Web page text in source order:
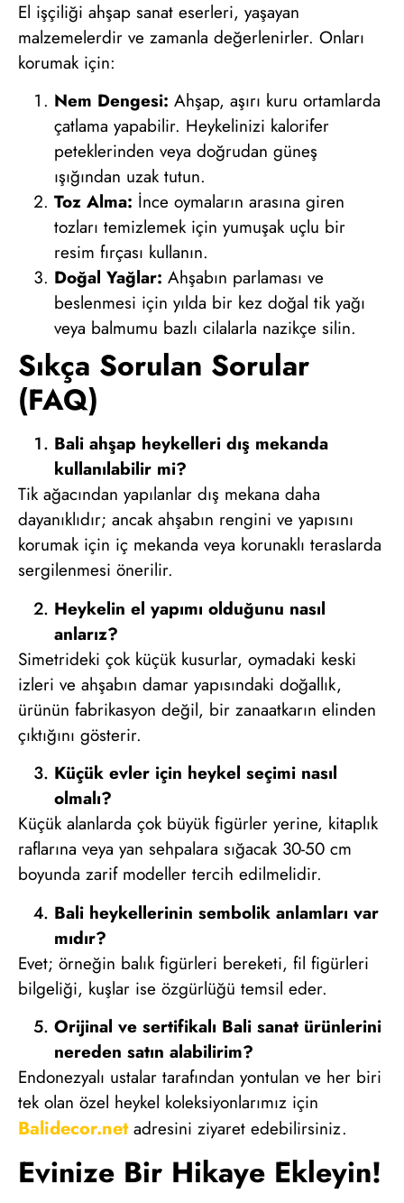
El işçiliği ahşap sanat eserleri, yaşayan
malzemelerdir ve zamanla değerlenirler. Onları
korumak için:
Nem Dengesi: Ahşap, aşırı kuru ortamlarda
çatlama yapabilir. Heykelinizi kalorifer
peteklerinden veya doğrudan güneş
ışığından uzak tutun.
Toz Alma: İnce oymaların arasına giren
tozları temizlemek için yumuşak uçlu bir
resim fırçası kullanın.
Doğal Yağlar: Ahşabın parlaması ve
beslenmesi için yılda bir kez doğal tik yağı
veya balmumu bazlı cilalarla nazikçe silin.
Sıkça Sorulan Sorular
(FAQ)
Bali ahşap heykelleri dış mekanda
kullanılabilir mi?
Tik ağacından yapılanlar dış mekana daha
dayanıklıdır; ancak ahşabın rengini ve yapısını
korumak için iç mekanda veya korunaklı teraslarda
sergilenmesi önerilir.
Heykelin el yapımı olduğunu nasıl
anlarız?
Simetrideki çok küçük kusurlar, oymadaki keski
izleri ve ahşabın damar yapısındaki doğallık,
ürünün fabrikasyon değil, bir zanaatkarın elinden
çıktığını gösterir.
Küçük evler için heykel seçimi nasıl
olmalı?
Küçük alanlarda çok büyük figürler yerine, kitaplık
raflarına veya yan sehpalara sığacak 30-50 cm
boyunda zarif modeller tercih edilmelidir.
Bali heykellerinin sembolik anlamları var
mıdır?
Evet; örneğin balık figürleri bereketi, fil figürleri
bilgeliği, kuşlar ise özgürlüğü temsil eder.
Orijinal ve sertifikalı Bali sanat ürünlerini
nereden satın alabilirim?
Endonezyalı ustalar tarafından yontulan ve her biri
tek olan özel heykel koleksiyonlarımız için
Balidecor.netadresini ziyaret edebilirsiniz.
Evinize Bir Hikaye Ekleyin!